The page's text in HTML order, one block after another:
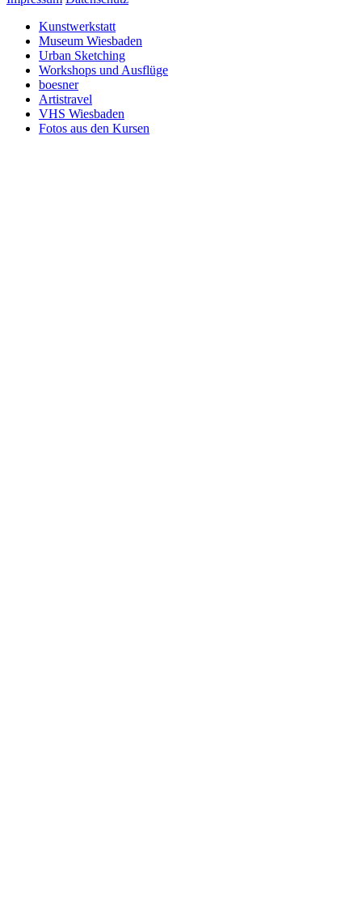
Kunstwerkstatt
Museum Wiesbaden
Urban Sketching
Workshops und Ausflüge
boesner
Artistravel
VHS Wiesbaden
Fotos aus den Kursen